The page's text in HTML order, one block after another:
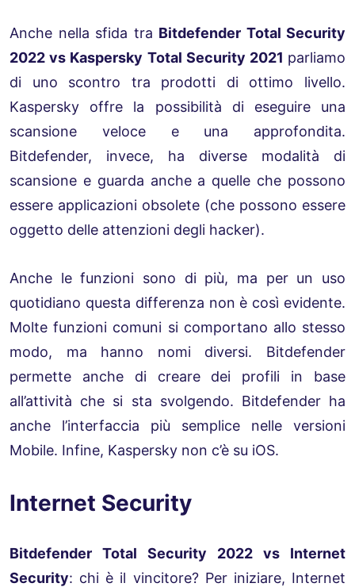
Anche nella sfida tra Bitdefender Total Security
2022 vs Kaspersky Total Security 2021 parliamo
di uno scontro tra prodotti di ottimo livello.
Kaspersky offre la possibilità di eseguire una
scansione veloce e una approfondita.
Bitdefender, invece, ha diverse modalità di
scansione e guarda anche a quelle che possono
essere applicazioni obsolete (che possono essere
oggetto delle attenzioni degli hacker).
Anche le funzioni sono di più, ma per un uso
quotidiano questa differenza non è così evidente.
Molte funzioni comuni si comportano allo stesso
modo, ma hanno nomi diversi. Bitdefender
permette anche di creare dei profili in base
all’attività che si sta svolgendo. Bitdefender ha
anche l’interfaccia più semplice nelle versioni
Mobile. Infine, Kaspersky non c’è su iOS.
Internet Security
Bitdefender Total Security 2022 vs Internet
Security: chi è il vincitore? Per iniziare, Internet